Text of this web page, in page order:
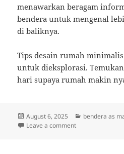
menawarkan beragam
bendera untuk mengenal
di baliknya.
Tips desain rumah
untuk dieksplorasi.
hari supaya rumah makin
Posted
on
August 6, 2025 Categories
bendera as
Leave a commenton Menarik